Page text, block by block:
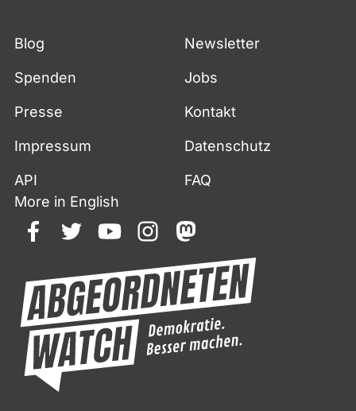
Blog Newsletter
Spenden Jobs
Presse Kontakt
Impressum Datenschutz
API
FAQ
More in English
facebooktwitteryoutubeinstagrammastodon